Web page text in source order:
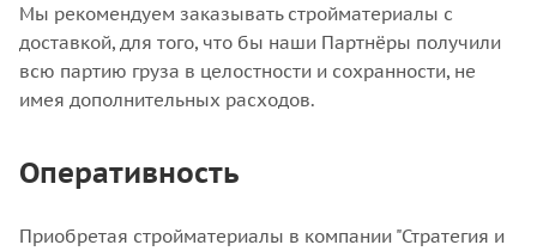
Мы рекомендуем заказывать стройматериалы с
доставкой, для того, что бы наши Партнёры получили
всю партию груза в целостности и сохранности, не
имея дополнительных расходов.
Оперативность
Приобретая стройматериалы в компании "Стратегия и